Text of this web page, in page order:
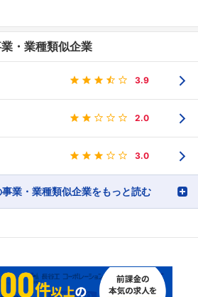
・業種類似企業
3.9
2.0
3.0
業・業種類似企業をもっと読む